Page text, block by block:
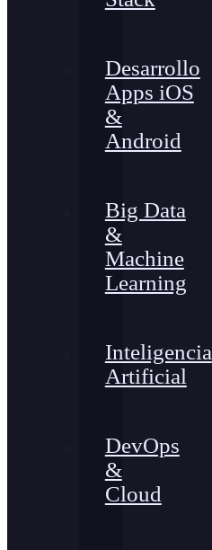
Desarrollo
Apps iOS
&
Android
Big Data
&
Machine
Learning
Inteligencia
Artificial
DevOps
&
Cloud